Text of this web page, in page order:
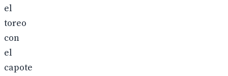
el
toreo
con
el
capote